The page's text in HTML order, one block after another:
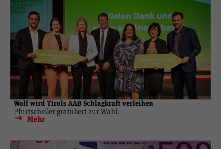
Wolf wird Tirols AAB Schlagkraft verleihen
Pfurtscheller gratuliert zur Wahl.
Mehr